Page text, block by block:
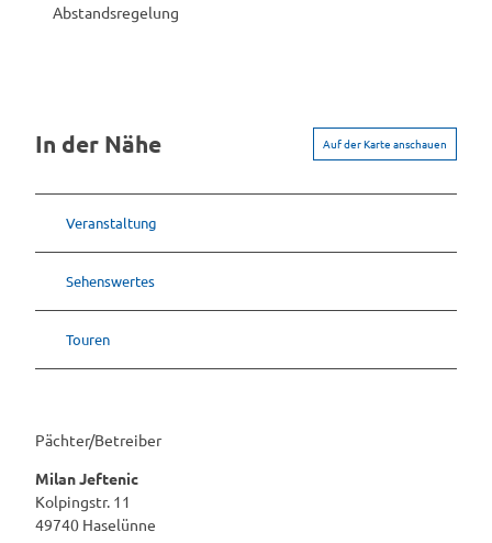
Abstandsregelung
In der Nähe Auf der Karte anschauen
Veranstaltung
Sehenswertes
Touren
Pächter/Betreiber
Milan Jeftenic
Kolpingstr. 11
49740 Haselünne